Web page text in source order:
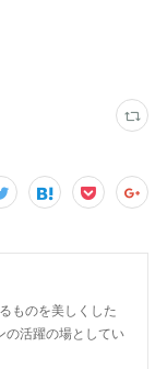
ものを美しくした
の活躍の場としてい